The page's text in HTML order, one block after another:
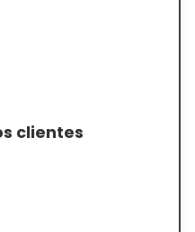
clientes